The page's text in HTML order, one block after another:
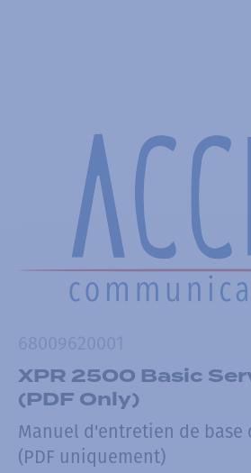
XPR 2500 Basic
(PDF Only)
Manuel d'entretien de base
(PDF uniquement)